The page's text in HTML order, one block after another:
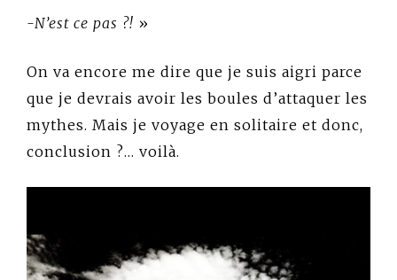
-N’est ce pas ?! »
On va encore me dire que je suis aigri parce
que je devrais avoir les boules d’attaquer les
mythes. Mais je voyage en solitaire et donc,
conclusion ?… voilà.